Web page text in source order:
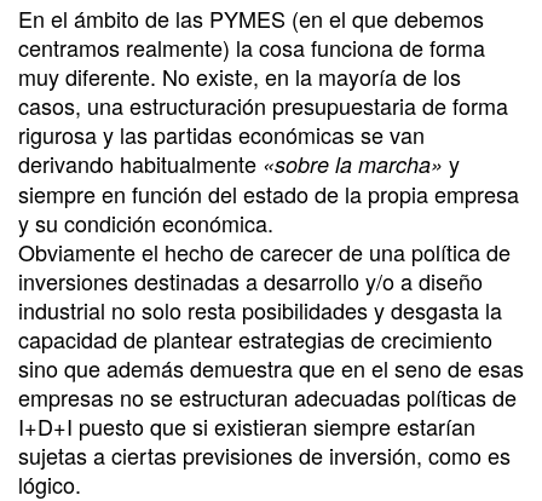
En el ámbito de las PYMES (en el que debemos
centramos realmente) la cosa funciona de forma
muy diferente. No existe, en la mayoría de los
casos, una estructuración presupuestaria de forma
rigurosa y las partidas económicas se van
derivando habitualmente «sobre la marcha» y
siempre en función del estado de la propia empresa
y su condición económica.
Obviamente el hecho de carecer de una política de
inversiones destinadas a desarrollo y/o a diseño
industrial no solo resta posibilidades y desgasta la
capacidad de plantear estrategias de crecimiento
sino que además demuestra que en el seno de esas
empresas no se estructuran adecuadas políticas de
I+D+I puesto que si existieran siempre estarían
sujetas a ciertas previsiones de inversión, como es
lógico.